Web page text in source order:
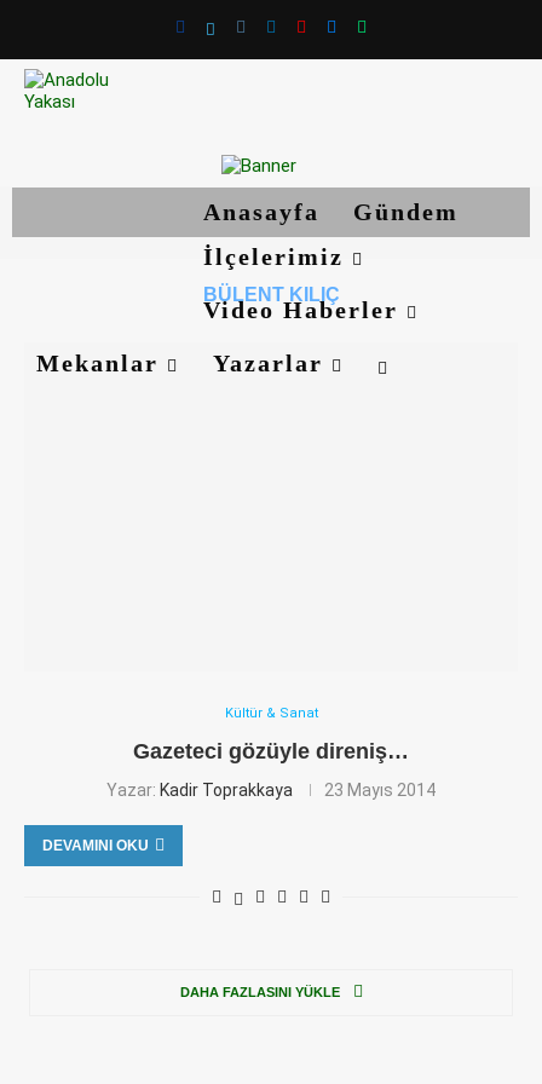
Anasayfa
Gündem
İlçelerimiz
Video Haberler
Mekanlar
Yazarlar
BÜLENT KILIÇ
Kültür & Sanat
Gazeteci gözüyle direniş…
Yazar: Kadir Toprakkaya 23 Mayıs 2014
DEVAMINI OKU
DAHA FAZLASINI YÜKLE